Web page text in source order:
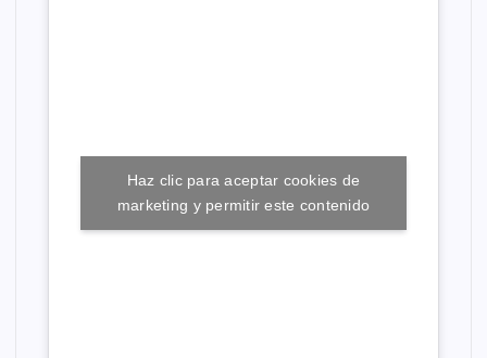
a
s
Haz clic para aceptar cookies de
marketing y permitir este contenido